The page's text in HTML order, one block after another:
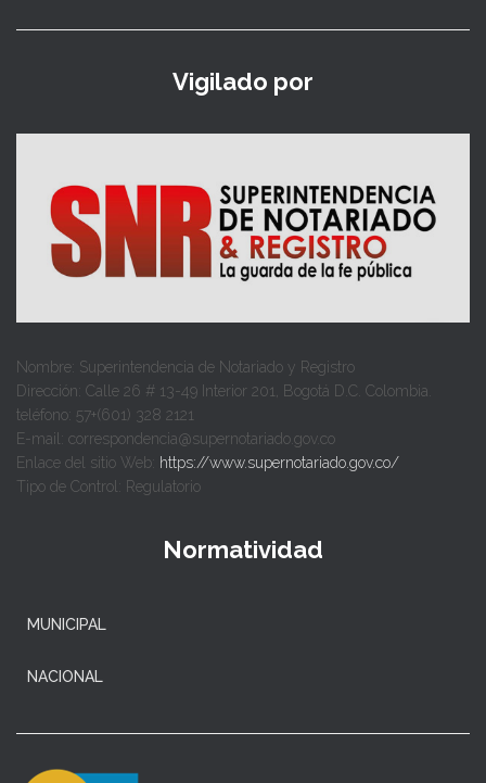
Vigilado por
Nombre: Superintendencia de Notariado y Registro
Dirección: Calle 26 # 13-49 Interior 201, Bogotá D.C. Colombia.
teléfono: 57+(601) 328 2121
E-mail: correspondencia@supernotariado.gov.co
Enlace del sitio Web: https://www.supernotariado.gov.co/
Tipo de Control: Regulatorio
Normatividad
MUNICIPAL
NACIONAL